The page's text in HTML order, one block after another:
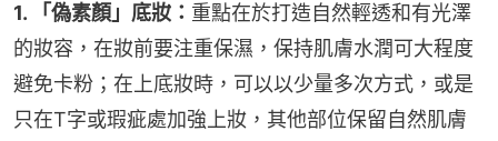
1. 「偽素顏」底妝： 重點在於打造自然輕透和有光澤
的妝容，在妝前要注重保濕，保持肌膚水潤可大程度
避免卡粉；在上底妝時，可以以少量多次方式，或是
只在T字或瑕疵處加強上妝，其他部位保留自然肌膚